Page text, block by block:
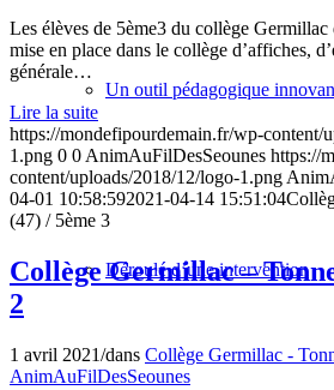
Un outil pédagogique
Déroulé d’une intervention
Les élèves de 5ème3 du collège Germillac
mise en place dans le collège d’affiches,
générale…
Lire la suite
https://mondefipourdemain.fr/wp-content/
1.png 0 0 AnimAuFilDesSeounes https://
content/uploads/2018/12/logo-1.png
04-01 10:58:592021-04-14 15:51:04
(47) / 5ème 3
Collège Germillac –
2
1 avril 2021/dans Collège Germillac -
AnimAuFilDesSeounes